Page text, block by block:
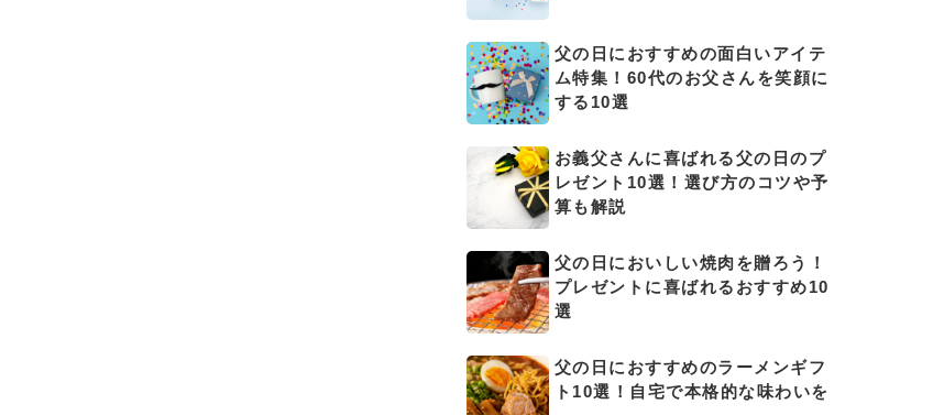
父の日におすすめの面白いアイテ
ム特集！60代のお父さんを笑顔に
する10選
お義父さんに喜ばれる父の日のプ
レゼント10選！選び方のコツや予
算も解説
父の日においしい焼肉を贈ろう！
プレゼントに喜ばれるおすすめ10
選
父の日におすすめのラーメンギフ
ト10選！自宅で本格的な味わいを